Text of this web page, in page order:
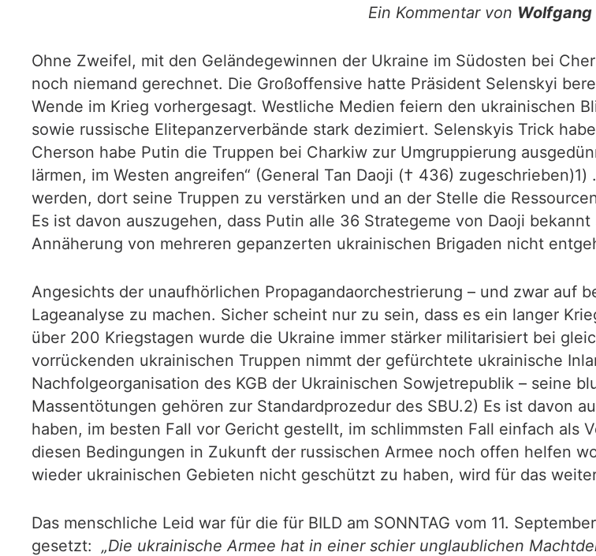
Ein Kommentar von
Ohne Zweifel, mit den Geländegewinnen der Ukraine im Südosten bei
noch niemand gerechnet. Die Großoffensive hatte Präsident Selenskyi
Wende im Krieg vorhergesagt. Westliche Medien feiern den ukrainischen
sowie russische Elitepanzerverbände stark dezimiert. Selenskyis Trick
Cherson habe Putin die Truppen bei Charkiw zur Umgruppierung
lärmen, im Westen angreifen“ (General Tan Daoji († 436)
werden, dort seine Truppen zu verstärken und an der Stelle die
Es ist davon auszugehen, dass Putin alle 36 Strategeme von Daoji
Annäherung von mehreren gepanzerten ukrainischen Brigaden nicht
Angesichts der unaufhörlichen Propagandaorchestrierung – und zwar auf
Lageanalyse zu machen. Sicher scheint nur zu sein, dass es ein langer
über 200 Kriegstagen wurde die Ukraine immer stärker militarisiert bei
vorrückenden ukrainischen Truppen nimmt der gefürchtete ukrainische
Nachfolgeorganisation des KGB der Ukrainischen Sowjetrepublik – seine
Massentötungen gehören zur Standardprozedur des SBU.2) Es ist davon
haben, im besten Fall vor Gericht gestellt, im schlimmsten Fall einfach als
diesen Bedingungen in Zukunft der russischen Armee noch offen helfen
wieder ukrainischen Gebieten nicht geschützt zu haben, wird für das
Das menschliche Leid war für die für BILD am SONNTAG vom 11.
gesetzt: „Die ukrainische Armee hat in einer schier unglaublichen